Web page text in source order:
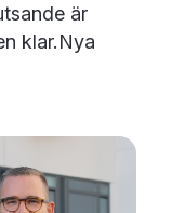
är
klar.Nya